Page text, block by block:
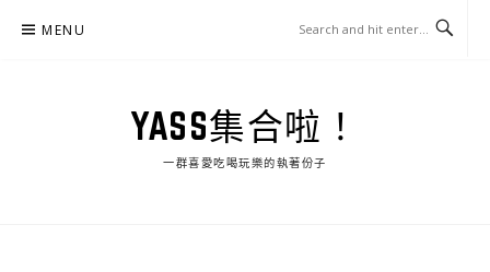
MENU
YASS集合啦！
一群喜愛吃喝玩樂的執著份子